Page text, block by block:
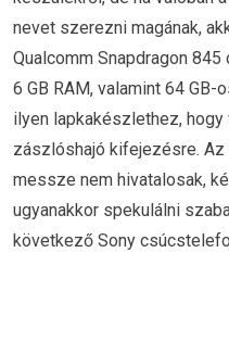
nevet szerezni magának,
Qualcomm Snapdragon
6 GB RAM, valamint 64
ilyen lapkakészlethez,
zászlóshajó kifejezésre.
messze nem hivatalosak,
ugyanakkor spekulálni
következő Sony